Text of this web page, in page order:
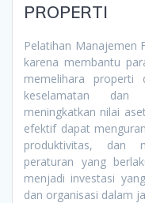
PROPERTI
Pelatihan Manajemen
karena membantu
memelihara properti
keselamatan dan
meningkatkan nilai
efektif dapat
produktivitas, dan
peraturan yang
menjadi investasi
dan organisasi dalam